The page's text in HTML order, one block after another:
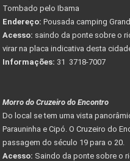
Tombado pelo Ibama
Endereço: Pousada camping
Acesso: saindo da ponte sobre o
virar na placa indicativa desta
Informações: 31 3718-7007
Morro do Cruzeiro do Encontro
Do local se tem uma vista
Parauninha e Cipó. O Cruzeiro do
passagem do século 19 para o 20.
Acesso: Saindo da ponte sobre o